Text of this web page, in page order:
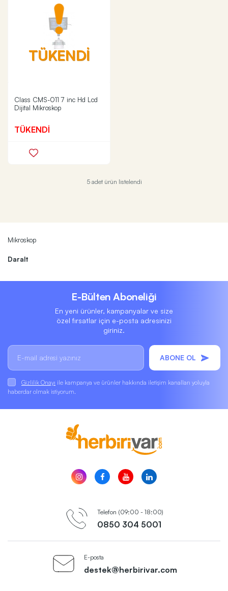
TÜKENDİ
Class CMS-011 7 inc Hd Lcd
Dijital Mikroskop
TÜKENDİ
5 adet ürün listelendi
Mikroskop
Daralt
E-Bülten Aboneliği
En yeni ürünler, kampanyalar ve size
özel fırsatlar için e-posta adresinizi
giriniz.
ABONE OL
Gizlilik Onayı ile kampanya ve ürünler hakkında iletişim kanalları yoluyla
haberdar olmak istiyorum.
Telefon (09:00 - 18:00)
0850 304 5001
E-posta
destek@herbirivar.com